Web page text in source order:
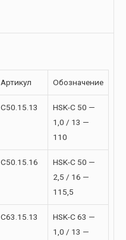
Артикул Обозначение
C50.15.13
HSK-C 50 —
1,0 / 13 —
110
C50.15.16
HSK-C 50 —
2,5 / 16 —
115,5
C63.15.13
HSK-C 63 —
1,0 / 13 —